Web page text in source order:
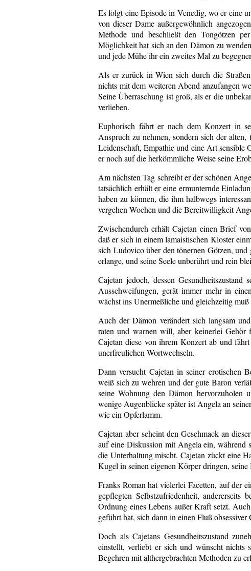
Es folgt eine Episode in Venedig, wo er eine
von dieser Dame außergewöhnlich
Methode und beschließt den Tongötzen
Möglichkeit hat sich an den Dämon zu
und jede Mühe ihr ein zweites Mal zu
Als er zurück in Wien sich durch die
nichts mit dem weiteren Abend anzufangen
Seine Überraschung ist groß, als er die
verlieben.
Euphorisch fährt er nach dem Konzert in
Anspruch zu nehmen, sondern sich der
Leidenschaft, Empathie und eine Art sensible
er noch auf die herkömmliche Weise seine
Am nächsten Tag schreibt er der schönen
tatsächlich erhält er eine ermunternde
haben zu können, die ihm halbwegs
vergehen Wochen und die Bereitwilligkeit
Zwischendurch erhält Cajetan einen Brief
daß er sich in einem lamaistischen Kloster
sich Ludovico über den tönernen Götzen,
erlange, und seine Seele unberührt und rein
Cajetan jedoch, dessen
Ausschweifungen, gerät immer mehr in
wächst ins Unermeßliche und gleichzeitig
Auch der Dämon verändert sich langsam
raten und warnen will, aber keinerlei
Cajetan diese von ihrem Konzert ab und
unerfreulichen Wortwechseln.
Dann versucht Cajetan in seiner erotischen
weiß sich zu wehren und der gute Baron
seine Wohnung den Dämon hervorzuholen
wenige Augenblicke später ist Angela an
wie ein Opferlamm.
Cajetan aber scheint den Geschmack an
auf eine Diskussion mit Angela ein, während
die Unterhaltung mischt. Cajetan zückt eine
Kugel in seinen eigenen Körper dringen,
Franks Roman hat vielerlei Facetten, auf der
gepflegten Selbstzufriedenheit,
Ordnung eines Lebens außer Kraft setzt.
geführt hat, sich dann in einen Fluß
Doch als Cajetans Gesundheitszustand
einstellt, verliebt er sich und wünscht nichts
Begehren mit althergebrachten Methoden zu